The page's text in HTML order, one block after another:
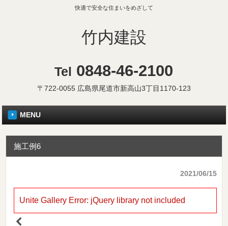
快適で安全な住まいをめざして
竹内建設
Tel 0848-46-2100
〒722-0055 広島県尾道市新高山3丁目1170-123
MENU
施工例6
2021/06/15
Unite Gallery Error: jQuery library not included